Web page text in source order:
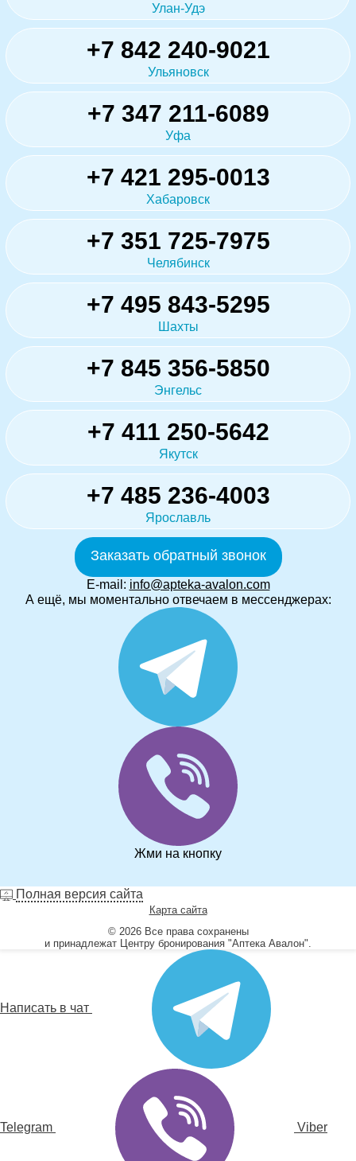
Улан-Удэ
+7 842 240-9021
Ульяновск
+7 347 211-6089
Уфа
+7 421 295-0013
Хабаровск
+7 351 725-7975
Челябинск
+7 495 843-5295
Шахты
+7 845 356-5850
Энгельс
+7 411 250-5642
Якутск
+7 485 236-4003
Ярославль
Заказать обратный звонок
E-mail: info@apteka-avalon.com
А ещё, мы моментально отвечаем в мессенджерах:
Жми на кнопку
Полная версия сайта
Карта сайта
© 2026 Все права сохранены
и принадлежат Центру бронирования "Аптека Авалон".
Написать в чат
Telegram Viber